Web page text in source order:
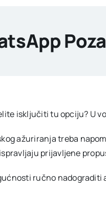
isključiti tu opciju? U
ažuriranja treba
prijavljene
ručno nadograditi